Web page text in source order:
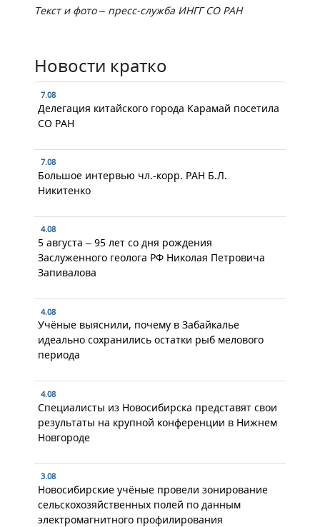
Текст и фото – пресс-служба ИНГГ СО РАН
Новости кратко
7.08
Делегация китайского города Карамай посетила
СО РАН
7.08
Большое интервью чл.-корр. РАН Б.Л.
Никитенко
4.08
5 августа – 95 лет со дня рождения
Заслуженного геолога РФ Николая Петровича
Запивалова
4.08
Учёные выяснили, почему в Забайкалье
идеально сохранились остатки рыб мелового
периода
4.08
Специалисты из Новосибирска представят свои
результаты на крупной конференции в Нижнем
Новгороде
3.08
Новосибирские учёные провели зонирование
сельскохозяйственных полей по данным
электромагнитного профилирования